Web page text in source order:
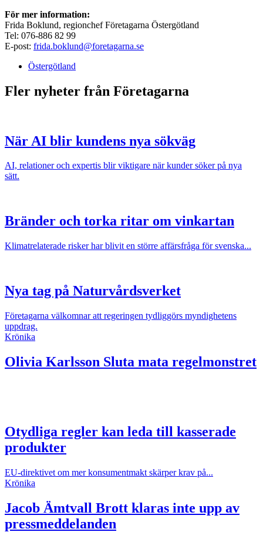
För mer information:
Frida Boklund, regionchef Företagarna Östergötland
Tel: 076-886 82 99
E-post: frida.boklund@foretagarna.se
Östergötland
Fler nyheter från Företagarna
När AI blir kundens nya sökväg
AI, relationer och expertis blir viktigare när kunder söker på nya
sätt.
Bränder och torka ritar om vinkartan
Klimatrelaterade risker har blivit en större affärsfråga för svenska...
Nya tag på Naturvårdsverket
Företagarna välkomnar att regeringen tydliggörs myndighetens
uppdrag.
Krönika
Olivia Karlsson Sluta mata regelmonstret
Otydliga regler kan leda till kasserade
produkter
EU-direktivet om mer konsumentmakt skärper krav på...
Krönika
Jacob Ämtvall Brott klaras inte upp av
pressmeddelanden